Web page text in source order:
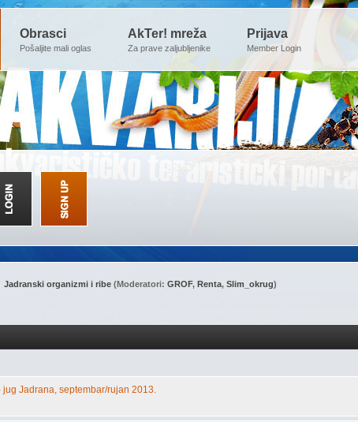
Obrasci
Pošaljite mali oglas
AkTer! mreža
Za prave zaljubljenike
Prijava
Member Login
Jadranski organizmi i ribe (Moderatori:GROF, Renta,Slim_okrug)
Jadrana, septembar/rujan 2013.